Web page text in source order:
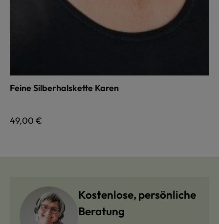
Feine Silberhalskette Karen
Regulärer Preis:
49,00 €
Kostenlose, persönliche
Beratung